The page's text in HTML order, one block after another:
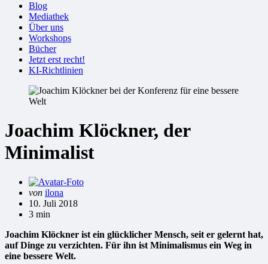
Blog
Mediathek
Über uns
Workshops
Bücher
Jetzt erst recht!
KI-Richtlinien
Joachim Klöckner, der
Minimalist
Gepostet
von
von ilona
10. Juli 2018
3 min
Joachim Klöckner ist ein glücklicher Mensch, seit er gelernt hat,
auf Dinge zu verzichten. Für ihn ist Minimalismus ein Weg in
eine bessere Welt.